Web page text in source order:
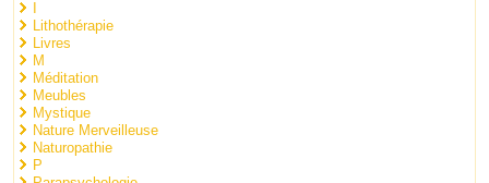
Lithothérapie
Livres
M
Méditation
Meubles
Mystique
Nature Merveilleuse
Naturopathie
P